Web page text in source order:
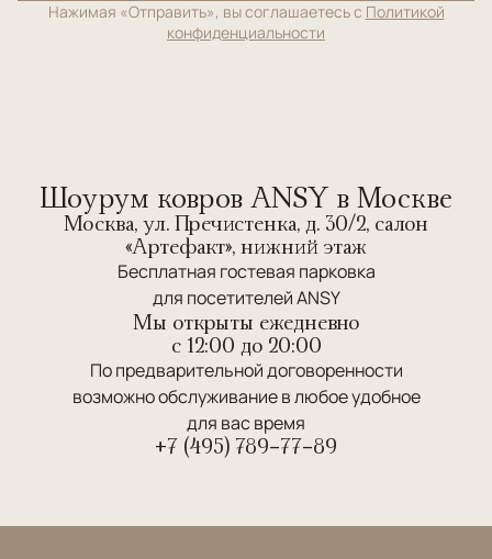
Нажимая «Отправить», вы соглашаетесь с Политикой
конфиденциальности
Шоурум ковров ANSY в Москве
Москва, ул. Пречистенка, д. 30/2, салон
«Артефакт», нижний этаж
Бесплатная гостевая парковка
для посетителей ANSY
Мы открыты ежедневно
c 12:00 до 20:00
По предварительной договоренности
возможно обслуживание в любое удобное
для вас время
+7 (495) 789-77-89